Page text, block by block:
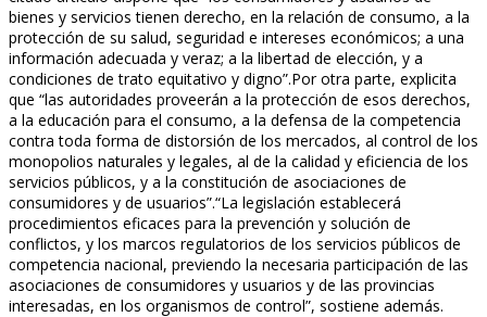
bienes y servicios tienen derecho, en la relación de consumo, a la
protección de su salud, seguridad e intereses económicos; a una
información adecuada y veraz; a la libertad de elección, y a
condiciones de trato equitativo y digno”.Por otra parte, explicita
que “las autoridades proveerán a la protección de esos derechos,
a la educación para el consumo, a la defensa de la competencia
contra toda forma de distorsión de los mercados, al control de los
monopolios naturales y legales, al de la calidad y eficiencia de los
servicios públicos, y a la constitución de asociaciones de
consumidores y de usuarios”.“La legislación establecerá
procedimientos eficaces para la prevención y solución de
conflictos, y los marcos regulatorios de los servicios públicos de
competencia nacional, previendo la necesaria participación de las
asociaciones de consumidores y usuarios y de las provincias
interesadas, en los organismos de control”, sostiene además.